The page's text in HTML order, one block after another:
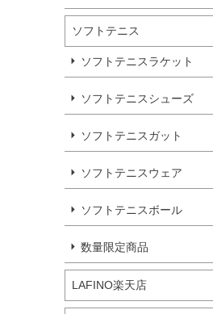
ソフトテニス
ソフトテニスラケット
ソフトテニスシューズ
ソフトテニスガット
ソフトテニスウェア
ソフトテニスボール
数量限定商品
LAFINO楽天店